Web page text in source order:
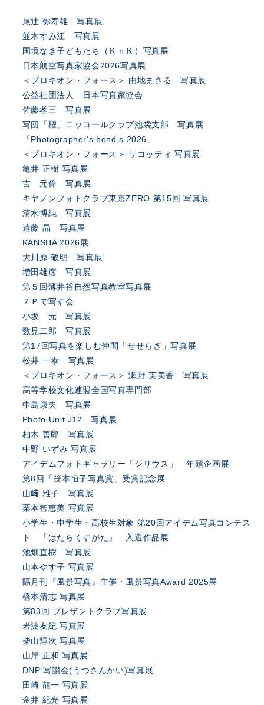
尾辻 弥寿雄 写真展
並木すみ江 写真展
国境なき子どもたち（ＫｎＫ）写真展
日本航空写真家協会2026写真展
＜プロキオン・フォース＞ 由地まさる 写真展
公益社団法人 日本写真家協会
佐藤孝三 写真展
写団「櫂」ニッコールクラブ池袋支部 写真展
「Photographer's bond,s 2026」
＜プロキオン・フォース＞ サコッティ 写真展
亀井 正樹 写真展
吉 元偉 写真展
キヤノンフォトクラブ東京ZERO 第15回 写真展
清水博純 写真展
遠藤 晶 写真展
KANSHA 2026展
大川原 敬明 写真展
増田雄彦 写真展
第５回薄井裕自然写真教室写真展
ＺＰで写す会
小坂 元 写真展
数見二郎 写真展
第17回写真を楽しむ仲間「せせらぎ」写真展
松井 一泰 写真展
＜プロキオン・フォース＞ 瀬野 芙美香 写真展
高等学校文化連盟全国写真専門部
中島康夫 写真展
Photo Unit J12 写真展
柏木 善郎 写真展
中野 いずみ 写真展
アイデムフォトギャラリー「シリウス」 年頭企画展
第8回「笹本恒子写真賞」受賞記念展
山﨑 雅子 写真展
栗本智恵美 写真展
小学生・中学生・高校生対象 第20回アイデム写真コンテス
ト 「はたらくすがた」 入選作品展
池畑直樹 写真展
山本やす子 写真展
隔月刊『風景写真』主催・風景写真Award 2025展
橋本清志 写真展
第83回 プレザントクラブ写真展
岩波友紀 写真展
柴山輝次 写真展
山岸 正和 写真展
DNP 写讃会(うつさんかい)写真展
田崎 龍一 写真展
金井 紀光 写真展